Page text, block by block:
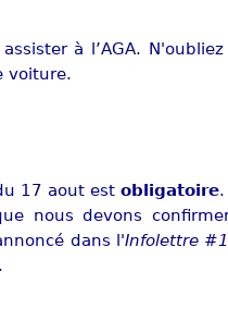
à l’AGA.
voiture.
17 aout estobligatoire
nous devons
dans l 'Infolettre